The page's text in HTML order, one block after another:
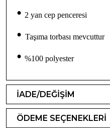
• 2 yan cep penceresi
• Taşıma torbası mevcuttur
• %100 polyester
İADE/DEĞİŞİM
ÖDEME SEÇENEKLERİ